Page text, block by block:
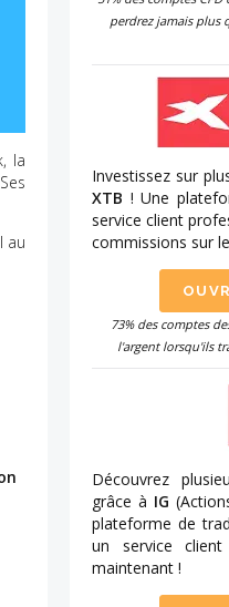
la
au
perdrez jamais plus
Investissez sur
XTB ! Une
service client
commissions sur
73% des comptes
l'argent lorsqu'ils
Découvrez
grâce à IG
plateforme de
un service
maintenant !